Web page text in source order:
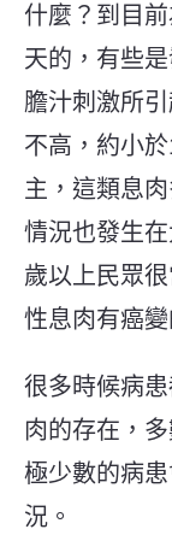
什麼？到目
天的，有些
膽汁刺激所引
不高，約小
主，這類息
情況也發生
歲以上民眾
性息肉有癌變
很多時候病
肉的存在，
極少數的病
況。